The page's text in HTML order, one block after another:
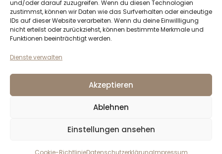
und/oder darauf zuzugreifen. Wenn du diesen Technologien
zustimmst, können wir Daten wie das Surfverhalten oder eindeutige
IDs auf dieser Website verarbeiten. Wenn du deine Einwillligung
nicht erteilst oder zurückziehst, können bestimmte Merkmale und
Funktionen beeinträchtigt werden.
Dienste verwalten
Akzeptieren
Ablehnen
Einstellungen ansehen
Cookie-RichtlinieDatenschutzerklärungImpressum
+436643432630
La Max West
Andreas Larcher e.U.
6410 Telfs, Austria
larcher[at]lamax.at
Datenschutzerklärung
Impressum
la max © 2026. Alle Rechte vorbehalten